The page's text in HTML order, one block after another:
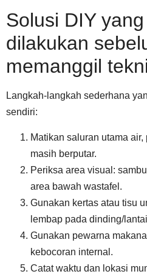
Solusi DIY
dilakukan
memanggil
Langkah-langkah sederhana
sendiri:
Matikan saluran utama
masih berputar.
Periksa area visual:
area bawah wastafel.
Gunakan kertas atau tisu
lembap pada dinding/
Gunakan pewarna
kebocoran internal.
Catat waktu dan lokasi